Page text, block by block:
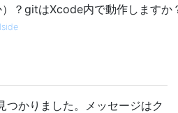
）？gitはXcode内で動作しますか
つかりました。メッセージはク